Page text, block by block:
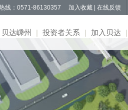
线：0571-86130357 加入收藏 在线反馈
贝达嵊州 | 投资者关系 | 加入贝达 |